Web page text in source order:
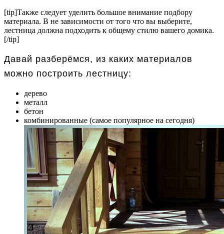
[tip]Также следует уделить большое внимание подбору
материала. В не зависимости от того что вы выберите,
лестница должна подходить к общему стилю вашего домика.
[/tip]
Давай разберёмся, из каких материалов
можно построить лестницу:
дерево
металл
бетон
комбинированные (самое популярное на сегодня)